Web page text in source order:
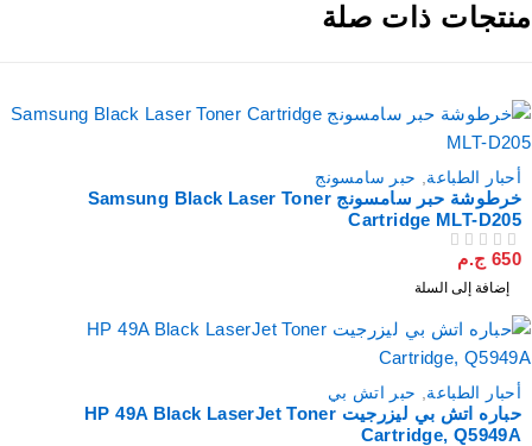
ذات صلة
أحبار الطباعة, حبر سامسونج
خرطوشة حبر سامسونج Samsung Black Laser Toner
Cartridge MLT-D205
650 ج.م
إضافة إلى السلة
أحبار الطباعة, حبر اتش بي
حباره اتش بي ليزرجيت HP 49A Black LaserJet Toner
Cartridge, Q5949A